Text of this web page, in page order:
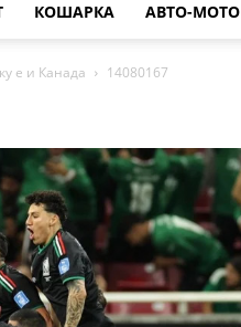
КОШАРКА АВТО-МОТО
е и Канада 14080167